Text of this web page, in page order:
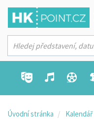
Úvodní stránka Kalendář